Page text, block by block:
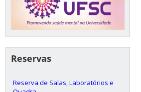
Reservas
Reserva de Salas, Laboratórios e